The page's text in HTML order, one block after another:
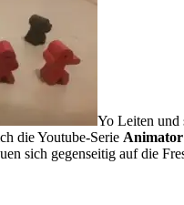
Yo Leiten und
die Youtube-Serie
sich gegenseitig auf die